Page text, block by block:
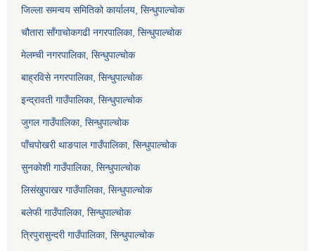
जिल्ला समन्वय समितिको कार्यालय, सिन्धुपाल्चोक
चौतारा साँगाचोकगढी नगरपालिका, सिन्धुपाल्चोक
मेलम्ची नगरपालिका, सिन्धुपाल्चोक
बाह्रविसे नगरपालिका, सिन्धुपाल्चोक
इन्द्रावती गाउँपालिका, सिन्धुपाल्चोक
जुगल गाउँपालिका, सिन्धुपाल्चोक
पाँचपोखरी थाङपाल गाउँपालिका, सिन्धुपाल्चोक
सुनकोशी गाउँपालिका, सिन्धुपाल्चोक
लिसंखुपाखर गाउँपालिका, सिन्धुपाल्चोक
बलेफी गाउँपालिका, सिन्धुपाल्चोक
त्रिपुरासुन्दरी गाउँपालिका, सिन्धुपाल्चोक